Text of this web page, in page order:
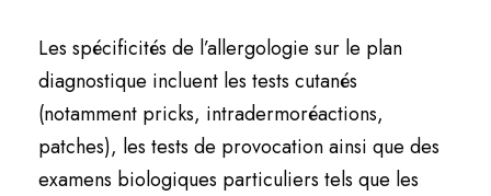
Les spécificités de l’allergologie sur le plan
diagnostique incluent les tests cutanés
(notamment pricks, intradermoréactions,
patches), les tests de provocation ainsi que des
examens biologiques particuliers tels que les